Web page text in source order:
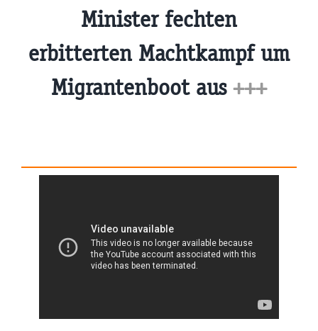
Minister fechten
erbitterten Machtkampf um
Migrantenboot aus +++